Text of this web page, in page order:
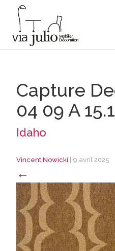
Capture
04 09 A
Idaho
Vincent Nowicki 9 avril 2025
←